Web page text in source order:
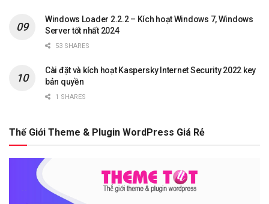
Windows Loader 2.2.2 – Kích hoạt Windows 7, Windows
Server tốt nhất 2024
53 SHARES
Cài đặt và kích hoạt Kaspersky Internet Security 2022 key
bản quyền
1 SHARES
Thế Giới Theme & Plugin WordPress Giá Rẻ